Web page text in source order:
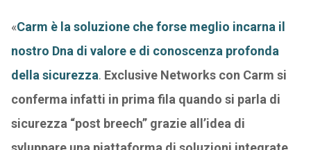
«Carm è la soluzione che forse meglio incarna il
nostro Dna di valore e di conoscenza profonda
della sicurezza. Exclusive Networks con Carm si
conferma infatti in prima fila quando si parla di
sicurezza “post breech” grazie all’idea di